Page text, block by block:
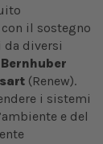
il sostegno
diversi
(Renew).
i sistemi
e del